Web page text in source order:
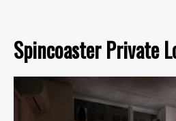
Spincoaster Private